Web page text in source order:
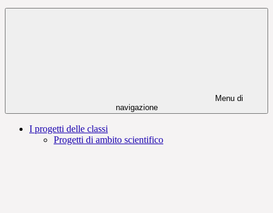
Menu di
navigazione
I progetti delle classi
Progetti di ambito scientifico